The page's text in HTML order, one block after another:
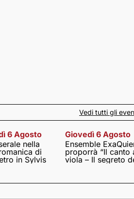
Vedi tutti gli
6 Agosto
nella
di
in Sylvis
Giovedì 6 Agosto
Ensemble
proporrà “Il canto
viola – Il segreto